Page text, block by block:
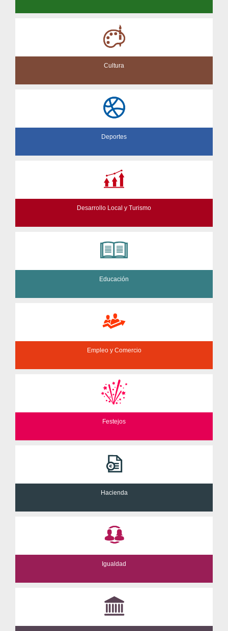
Cultura
Deportes
Desarrollo Local y Turismo
Educación
Empleo y Comercio
Festejos
Hacienda
Igualdad